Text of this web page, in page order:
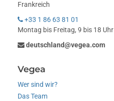
Frankreich
+33 1 86 63 81 01
Montag bis Freitag, 9 bis 18 Uhr
deutschland@vegea.com
Vegea
Wer sind wir?
Das Team